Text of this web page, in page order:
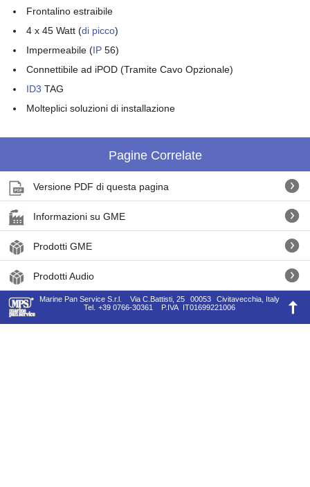
Frontalino estraibile
4 x 45 Watt (di picco)
Impermeabile (IP 56)
Connettibile ad iPOD (Tramite Cavo Opzionale)
ID3 TAG
Molteplici soluzioni di installazione
Pagine Correlate
Versione PDF di questa pagina
Informazioni su GME
Prodotti GME
Prodotti Audio
Marine Pan Service S.r.l. Via C.Battisti, 25 00053
Civitavecchia, Italy
Tel.
+39 0766-30361 P.IVA IT01699221006